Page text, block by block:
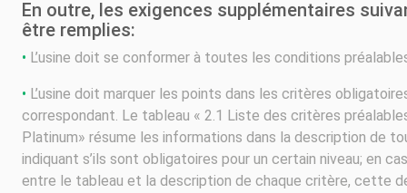
En outre, les exigences supplémentaires
être remplies:
• L’usine doit se conformer à toutes les conditions
• L’usine doit marquer les points dans les critères
correspondant. Le tableau « 2.1 Liste des critères
Platinum» résume les informations dans la description de
indiquant s’ils sont obligatoires pour un certain niveau; en
entre le tableau et la description de chaque critère, cette